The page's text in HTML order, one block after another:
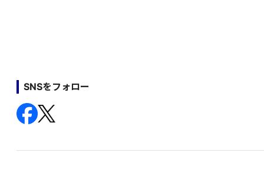
SNSをフォロー